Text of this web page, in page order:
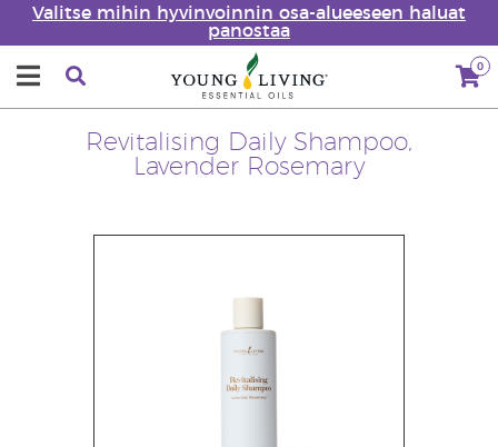
Valitse mihin hyvinvoinnin osa-alueeseen haluat
panostaa
0
Revitalising Daily Shampoo,
Lavender Rosemary